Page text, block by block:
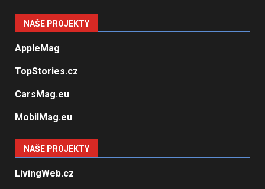
NAŠE PROJEKTY
AppleMag
TopStories.cz
CarsMag.eu
MobilMag.eu
NAŠE PROJEKTY
LivingWeb.cz